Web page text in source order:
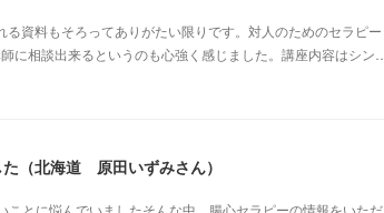
資料もそろってありがたい限りです。対人のためのセラピー
に相談出来るというのも心強く感じました。講座内容はシン…
（北海道 原田いずみさん）
とに悩んでいましたそんな中、腸心セラピーの情報をいただ